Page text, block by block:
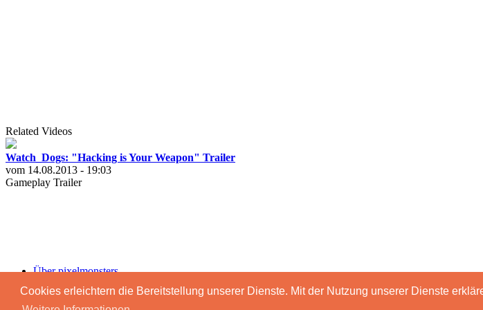
Cookies erleichtern die Bereitstellung unserer Dienste. Mit der Nutzung unserer Dienste
Related Videos
Watch_Dogs: "Hacking is Your Weapon" Trailer
vom 14.08.2013 - 19:03
Gameplay Trailer
Über pixelmonsters
Impressum & Datenschutz
Advertising